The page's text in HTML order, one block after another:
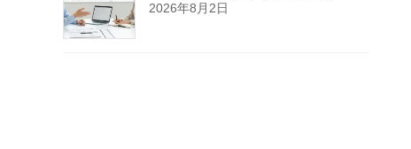
2026年8月2日